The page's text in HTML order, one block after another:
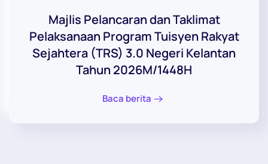
Majlis Pelancaran dan Taklimat
Pelaksanaan Program Tuisyen Rakyat
Sejahtera (TRS) 3.0 Negeri Kelantan
Tahun 2026M/1448H
Baca berita